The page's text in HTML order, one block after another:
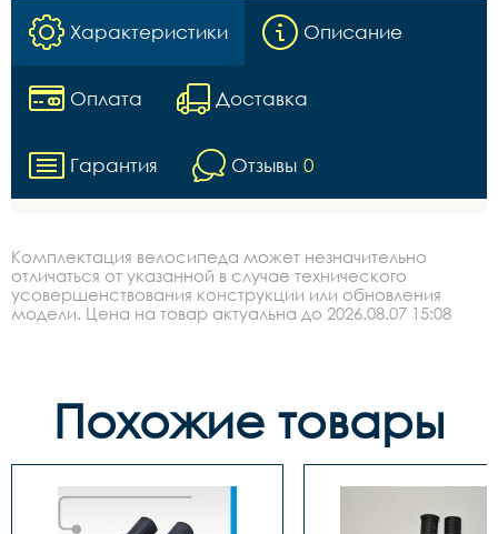
Характеристики Описание
Оплата Доставка
Гарантия Отзывы 0
Комплектация велосипеда может незначительно
отличаться от указанной в случае технического
усовершенствования конструкции или обновления
модели. Цена на товар актуальна до 2026.08.07 15:08
Похожие товары